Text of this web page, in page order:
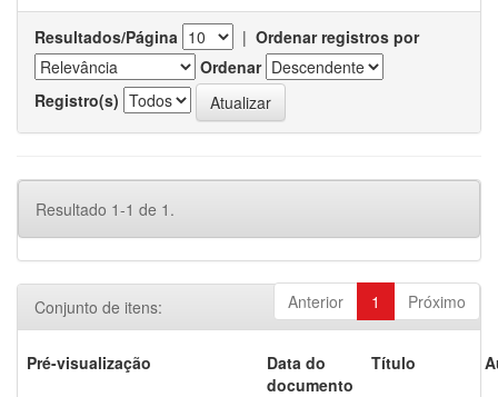
Resultados/Página | Ordenar registros por
Ordenar
Registro(s)
Resultado 1-1 de 1.
Anterior 1 Próximo
Conjunto de itens:
Pré-visualização
Data do
documento
Título